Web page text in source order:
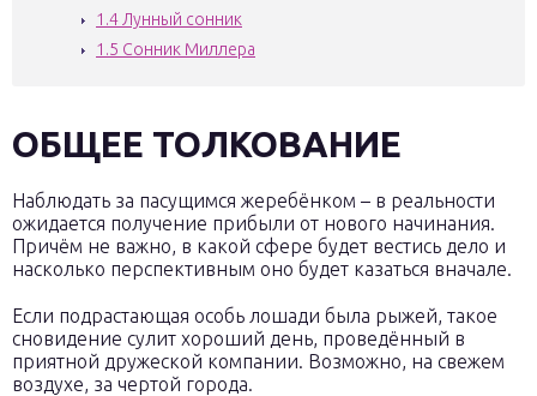
1.4 Лунный сонник
1.5 Сонник Миллера
ОБЩЕЕ ТОЛКОВАНИЕ
Наблюдать за пасущимся жеребёнком – в реальности
ожидается получение прибыли от нового начинания.
Причём не важно, в какой сфере будет вестись дело и
насколько перспективным оно будет казаться вначале.
Если подрастающая особь лошади была рыжей, такое
сновидение сулит хороший день, проведённый в
приятной дружеской компании. Возможно, на свежем
воздухе, за чертой города.